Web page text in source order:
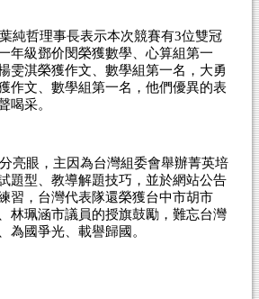
純哲理事長表示本次競賽有3位雙冠
年級鄧价閔榮獲數學、心算組第一
雯淇榮獲作文、數學組第一名，大勇
作文、數學組第一名，他們優異的表
喝采。
亮眼，主因為台灣組委會舉辦菁英培
題型、教導解題技巧，並於網站公告
習，台灣代表隊還榮獲台中市胡市
林珮涵市議員的授旗鼓勵，難忘台灣
為國爭光、載譽歸國。